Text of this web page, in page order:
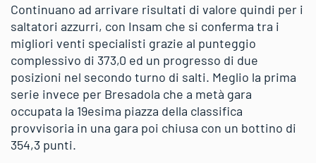
Continuano ad arrivare risultati di valore quindi per i
saltatori azzurri, con Insam che si conferma tra i
migliori venti specialisti grazie al punteggio
complessivo di 373,0 ed un progresso di due
posizioni nel secondo turno di salti. Meglio la prima
serie invece per Bresadola che a metà gara
occupata la 19esima piazza della classifica
provvisoria in una gara poi chiusa con un bottino di
354,3 punti.